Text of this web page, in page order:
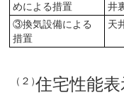
めによる措置
井
③換気設備による
措置
天
（２）住宅性能